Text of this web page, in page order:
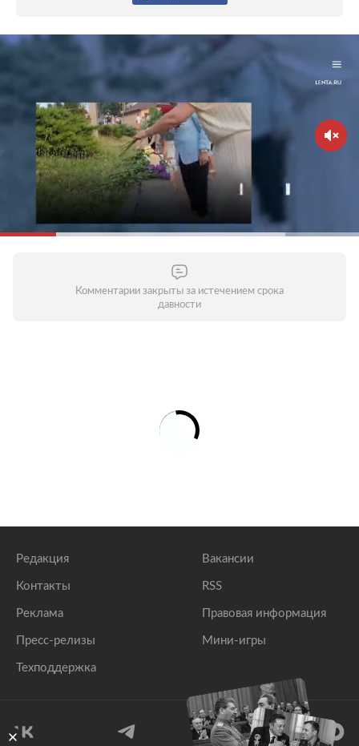
Комментарии закрыты за истечением срока
давности
Редакция
Контакты
Реклама
Пресс-релизы
Техподдержка
Вакансии
RSS
Правовая информация
Мини-игры